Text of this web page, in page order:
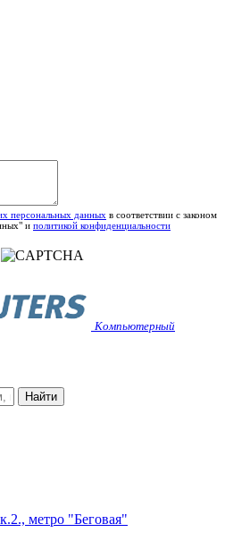
персональных данных в соответствии с законом
и политикой конфиденциальности
Компьютерный
метро "Беговая"